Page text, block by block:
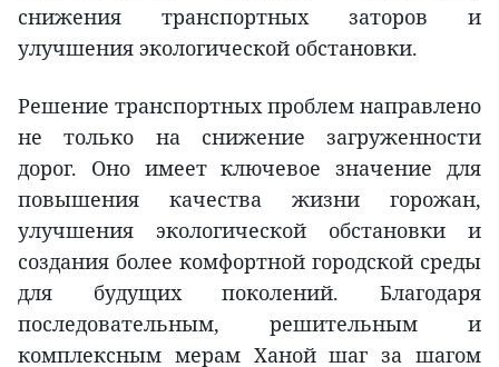
снижения транспортных заторов и
улучшения экологической обстановки.
Решение транспортных проблем направлено
не только на снижение загруженности
дорог. Оно имеет ключевое значение для
повышения качества жизни горожан,
улучшения экологической обстановки и
создания более комфортной городской среды
для будущих поколений. Благодаря
последовательным, решительным и
комплексным мерам Ханой шаг за шагом